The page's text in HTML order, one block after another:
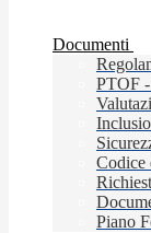
Documenti
PTOF
Codice
Piano